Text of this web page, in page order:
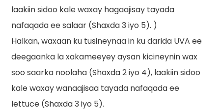
laakiin sidoo kale waxay hagaajisay tayada
nafaqada ee salaar (Shaxda 3 iyo 5). )
Halkan, waxaan ku tusineynaa in ku darida UVA ee
deegaanka la xakameeyey aysan kicineynin wax
soo saarka noolaha (Shaxda 2 iyo 4), laakiin sidoo
kale waxay wanaajisaa tayada nafaqada ee
lettuce (Shaxda 3 iyo 5).